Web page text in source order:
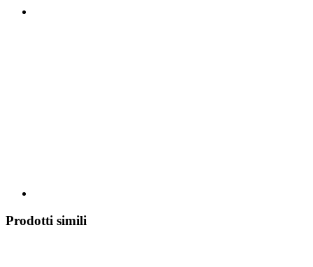
Prodotti simili